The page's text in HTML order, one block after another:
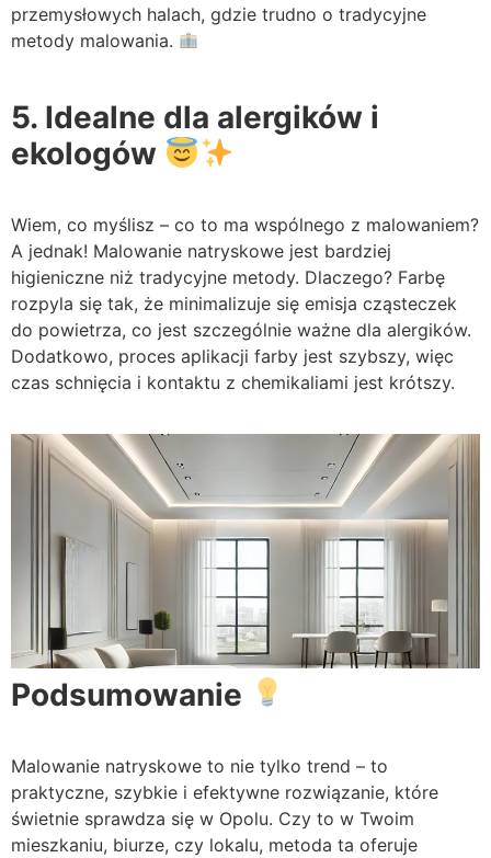
przemysłowych halach, gdzie trudno o tradycyjne
metody malowania.
5. Idealne dla alergików i
ekologów
Wiem, co myślisz – co to ma wspólnego z malowaniem?
A jednak! Malowanie natryskowe jest bardziej
higieniczne niż tradycyjne metody. Dlaczego? Farbę
rozpyla się tak, że minimalizuje się emisja cząsteczek
do powietrza, co jest szczególnie ważne dla alergików.
Dodatkowo, proces aplikacji farby jest szybszy, więc
czas schnięcia i kontaktu z chemikaliami jest krótszy.
Podsumowanie
Malowanie natryskowe to nie tylko trend – to
praktyczne, szybkie i efektywne rozwiązanie, które
świetnie sprawdza się w Opolu. Czy to w Twoim
mieszkaniu, biurze, czy lokalu, metoda ta oferuje